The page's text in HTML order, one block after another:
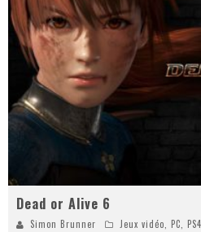
Dead or Alive 6
Simon Brunner Jeux vidéo, PC, PS4